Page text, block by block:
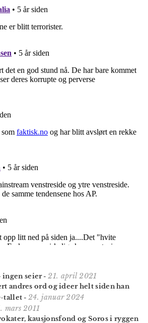
seier-21. april 2021
andres ord og ideer helt siden han
tallet -24. januar 2024
mars 2011
kausjonsfond og Soros i ryggen